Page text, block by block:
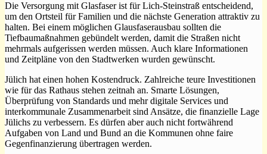
Die Versorgung mit Glasfaser ist für Lich-Steinstraß entscheidend,
um den Ortsteil für Familien und die nächste Generation attraktiv zu
halten. Bei einem möglichen Glausfaserausbau sollten die
Tiefbaumaßnahmen gebündelt werden, damit die Straßen nicht
mehrmals aufgerissen werden müssen. Auch klare Informationen
und Zeitpläne von den Stadtwerken wurden gewünscht.
Jülich hat einen hohen Kostendruck. Zahlreiche teure Investitionen
wie für das Rathaus stehen zeitnah an. Smarte Lösungen,
Überprüfung von Standards und mehr digitale Services und
interkommunale Zusammenarbeit sind Ansätze, die finanzielle Lage
Jülichs zu verbessern. Es dürfen aber auch nicht fortwährend
Aufgaben von Land und Bund an die Kommunen ohne faire
Gegenfinanzierung übertragen werden.